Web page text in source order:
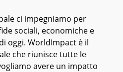
ci impegniamo per
sociali, economiche e
oggi. WorldImpact è il
che riunisce tutte le
avere un impatto